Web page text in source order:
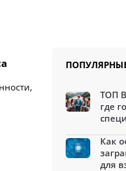
ТОП
где
Как
для